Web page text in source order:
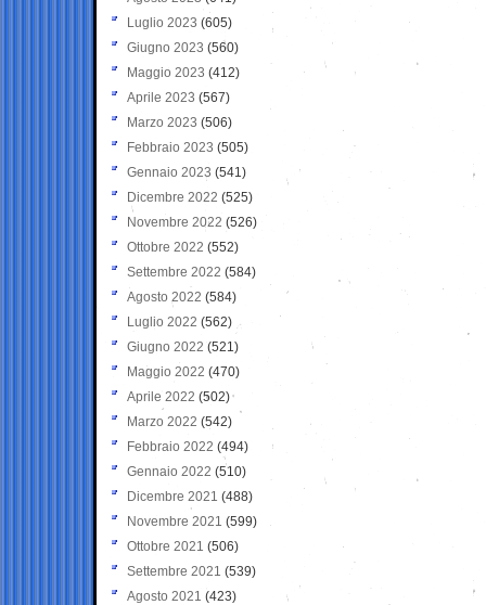
Luglio 2023 (605)
Giugno 2023 (560)
Maggio 2023 (412)
Aprile 2023 (567)
Marzo 2023 (506)
Febbraio 2023 (505)
Gennaio 2023 (541)
Dicembre 2022 (525)
Novembre 2022 (526)
Ottobre 2022 (552)
Settembre 2022 (584)
Agosto 2022 (584)
Luglio 2022 (562)
Giugno 2022 (521)
Maggio 2022 (470)
Aprile 2022 (502)
Marzo 2022 (542)
Febbraio 2022 (494)
Gennaio 2022 (510)
Dicembre 2021 (488)
Novembre 2021 (599)
Ottobre 2021 (506)
Settembre 2021 (539)
Agosto 2021 (423)